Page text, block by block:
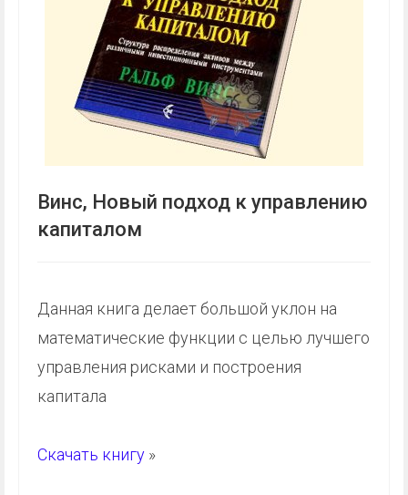
Винс, Новый подход к управлению
капиталом
Данная книга делает большой уклон на
математические функции с целью лучшего
управления рисками и построения
капитала
Скачать книгу »